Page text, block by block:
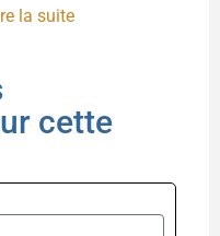
la suite
cette